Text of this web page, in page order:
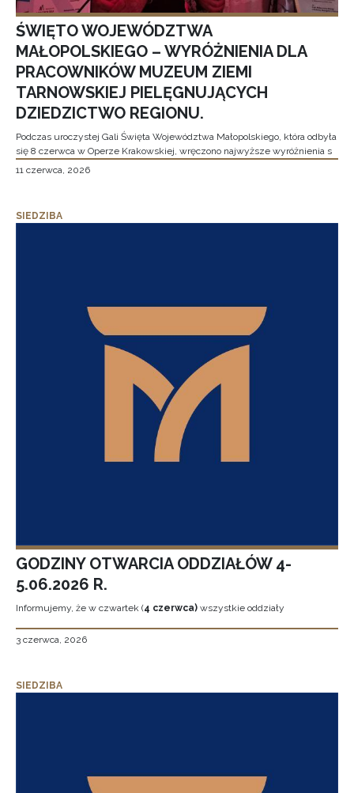
ŚWIĘTO WOJEWÓDZTWA
MAŁOPOLSKIEGO – WYRÓŻNIENIA DLA
PRACOWNIKÓW MUZEUM ZIEMI
TARNOWSKIEJ PIELĘGNUJĄCYCH
DZIEDZICTWO REGIONU.
Podczas uroczystej Gali Święta Województwa Małopolskiego, która odbyła
się 8 czerwca w Operze Krakowskiej, wręczono najwyższe wyróżnienia s
11 czerwca, 2026
SIEDZIBA
GODZINY OTWARCIA ODDZIAŁÓW 4-
5.06.2026 R.
Informujemy, że w czwartek (4 czerwca) wszystkie oddziały
3 czerwca, 2026
SIEDZIBA